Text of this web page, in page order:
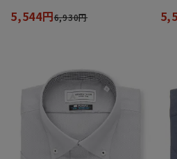
5,544円6,930円